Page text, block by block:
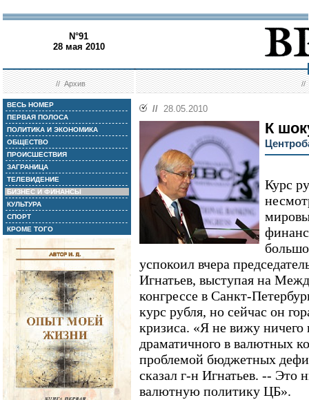
N°91
28 мая 2010
//Архив //
ВЕСЬ НОМЕР
ПЕРВАЯ ПОЛОСА
ПОЛИТИКА И ЭКОНОМИКА
ОБЩЕСТВО
ПРОИСШЕСТВИЯ
ЗАГРАНИЦА
ТЕЛЕВИДЕНИЕ
БИЗНЕС И ФИНАНСЫ
КУЛЬТУРА
СПОРТ
КРОМЕ ТОГО
// 28.05.2010
К
Курс
успокоил вчера
Игнатьев, выступая на
конгрессе в Санкт-
курс рубля, но сейчас он
кризиса. «Я не вижу ничего
драматичного в валютных
проблемой бюджетных
сказал г-н Игнатьев. -- Это
валютную политику ЦБ».